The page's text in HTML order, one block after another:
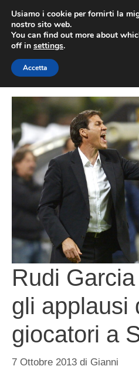
contenuto
Rudi
gli applausi
giocatori a
7 Ottobre 2013 di Gianni
Usiamo i cookie per fornirti la
nostro sito web.
You can find out more about
off in settings.
Accetta